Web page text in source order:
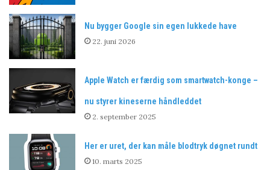
Nu bygger Google sin egen lukkede have
22. juni 2026
Apple Watch er færdig som smartwatch-konge –
nu styrer kineserne håndleddet
2. september 2025
Her er uret, der kan måle blodtryk døgnet rundt
10. marts 2025